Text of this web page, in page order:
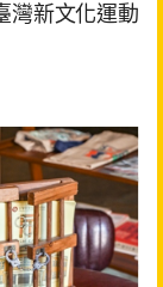
灣新文化運動